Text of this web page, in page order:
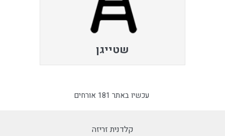
שטייגן
עכשיו באתר 181 אורחים
קלדנית זריזה